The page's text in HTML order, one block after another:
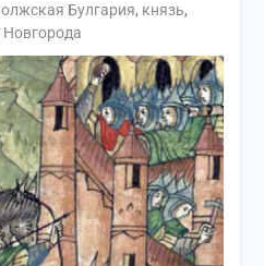
Булгария, князь,
Новгорода